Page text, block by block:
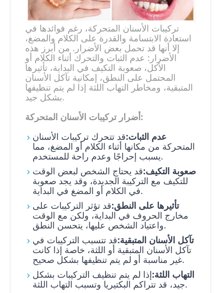
تركيبات الأسنان المتحركة، رغم فوائدها في
استعادة الابتسامة والقدرة على الكلام والمضغ،
إلا أنها قد تحمل بعض الأضرار. من أبرز هذه
الأضرار: عدم الثبات والتحرك أثناء الكلام أو
الأكل، صعوبة التكيف في البداية، تأثيرها
المحتمل على النطق، إمكانية تآكل الأسنان
المتبقية، ومخاطر التهاب اللثة إذا لم يتم تنظيفها
بشكل جيد.
أضرار تركيبات الأسنان المتحركة:
عدم الثبات:قد تتحرك تركيبات الأسنان
المتحركة من مكانها أثناء الكلام أو المضغ، مما
يسبب إحراجًا وعدم راحة للمستخدم.
صعوبة التكيف:قد يحتاج الشخص لبعض الوقت
للتكيف مع التركيبة الجديدة، وقد يجد صعوبة
في الكلام أو المضغ في البداية.
تأثيرها على النطق:قد تؤثر التركيبات على
مخارج الحروف في البداية، ولكن مع الوقت
واعتياد الشخص عليها، يتحسن النطق.
تآكل الأسنان المتبقية:قد تتسبب التركيبات في
تآكل الأسنان المتبقية أو اللثة، خاصة إذا كانت
غير مناسبة أو لم يتم تنظيفها بشكل صحيح.
التهاب اللثة:إذا لم يتم تنظيف التركيبات بشكل
جيد، قد تتراكم البكتيريا وتسبب التهاب اللثة.